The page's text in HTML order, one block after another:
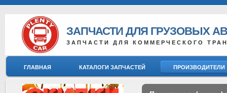
ЗАПЧАСТИ ДЛЯ ГРУЗОВЫХ
ЗАПЧАСТИ ДЛЯ КОММЕРЧЕСКОГО
ГЛАВНАЯ КАТАЛОГИ ЗАПЧАСТЕЙ ПРОИЗВОДИТЕЛИ